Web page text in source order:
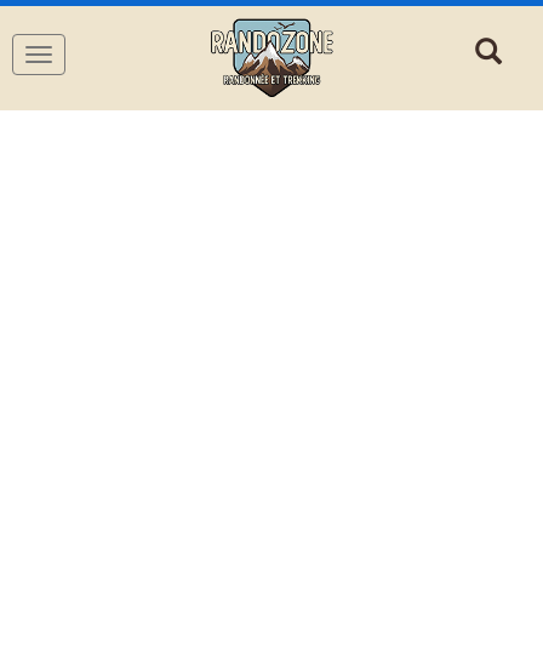
Navigation